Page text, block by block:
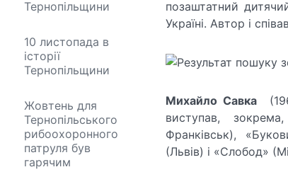
Тернопільщини
10 листопада в
історії
Тернопільщини
Жовтень для
Тернопільського
рибоохоронного
патруля був
гарячим
позаштатний
Україні. Автор і
Михайло Савка
виступав,
Франківськ),
(Львів) і «Слобод»